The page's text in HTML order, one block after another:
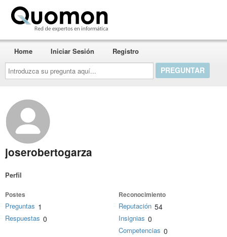
Introduzca
su
pregunta
aquí...
Home Iniciar Sesión Registro
joserobertogarza
Perfil
Postes
Preguntas 1
Respuestas 0
Reconocimiento
Reputación 54
Insignias 0
Competencias 0